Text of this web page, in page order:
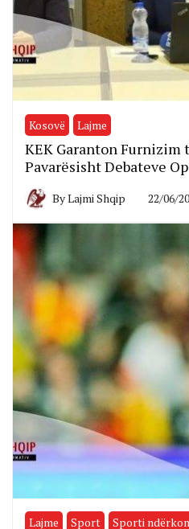
Kosovë Lajme
KEK Garanton Furnizim
Pavarësisht Debateve
ByLajmi Shqip 22/06/
Lajme Sport Sporti